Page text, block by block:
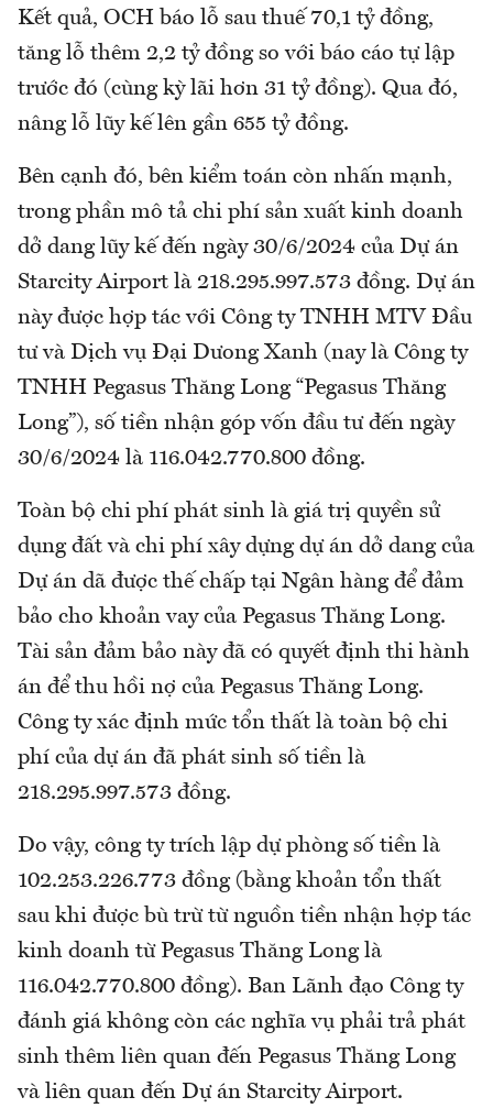
Kết quả, OCH báo lỗ sau thuế 70,1 tỷ đồng,
tăng lỗ thêm 2,2 tỷ đồng so với báo cáo tự lập
trước đó (cùng kỳ lãi hơn 31 tỷ đồng). Qua đó,
nâng lỗ lũy kế lên gần 655 tỷ đồng.
Bên cạnh đó, bên kiểm toán còn nhấn mạnh,
trong phần mô tả chi phí sản xuất kinh doanh
dở dang lũy kế đến ngày 30/6/2024 của Dự án
Starcity Airport là 218.295.997.573 đồng. Dự án
này được hợp tác với Công ty TNHH MTV Đầu
tư và Dịch vụ Đại Dưong Xanh (nay là Công ty
TNHH Pegasus Thăng Long “Pegasus Thăng
Long”), số tiền nhận góp vốn đầu tư đến ngày
30/6/2024 là 116.042.770.800 đồng.
Toàn bộ chi phí phát sinh là giá trị quyền sử
dụng đất và chi phí xây dựng dự án dở dang của
Dự án dã được thế chấp tại Ngân hàng để đảm
bảo cho khoản vay của Pegasus Thăng Long.
Tài sản đảm bảo này đã có quyết định thi hành
án để thu hồi nợ của Pegasus Thăng Long.
Công ty xác định mức tổn thất là toàn bộ chi
phí của dự án đã phát sinh số tiền là
218.295.997.573 đồng.
Do vậy, công ty trích lập dự phòng số tiền là
102.253.226.773 đồng (bằng khoản tổn thất
sau khi được bù trừ từ nguồn tiền nhận hợp tác
kinh doanh từ Pegasus Thăng Long là
116.042.770.800 đồng). Ban Lãnh đạo Công ty
đánh giá không còn các nghĩa vụ phải trả phát
sinh thêm liên quan đến Pegasus Thăng Long
và liên quan đến Dự án Starcity Airport.